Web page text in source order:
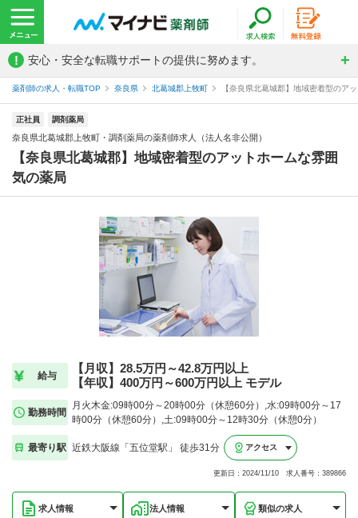
! 安心・安全な転職サポートの提供に努めます。
薬剤師の求人・転職TOP 奈良県 北葛城郡上牧町 【奈良県北葛城郡】地域密着型のア
正社員 調剤薬局
奈良県北葛城郡上牧町・調剤薬局の薬剤師求人（法人名非公開）
【奈良県北葛城郡】地域密着型のアットホームな雰囲
気の薬局
給与
【月収】28.5万円～42.8万円以上
【年収】400万円～600万円以上 モデル
勤務時間
月火木金:09時00分～20時00分（休憩60分）,水:09時00分～17
時00分（休憩60分）,土:09時00分～12時30分（休憩0分）
最寄り駅 近鉄大阪線「五位堂駅」 徒歩31分 アクセス
更新日：2024/11/10 求人番号：389866
求人情報 法人情報 類似の求人